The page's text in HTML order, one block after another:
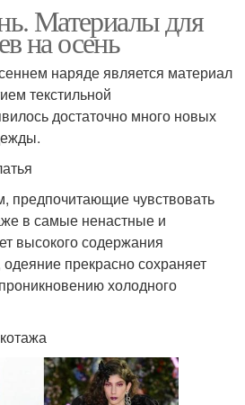
Материалы для
на осень
наряде является материал
текстильной
достаточно много новых
предпочитающие чувствовать
в самые ненастные и
высокого содержания
прекрасно сохраняет
холодного